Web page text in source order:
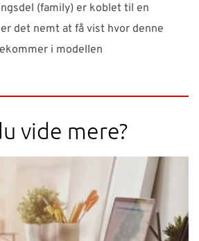
(family) er koblet til en
det nemt at få vist hvor denne
i modellen
vide mere?